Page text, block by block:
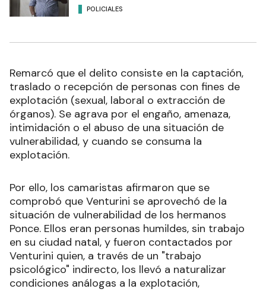
POLICIALES
Remarcó que el delito consiste en la captación,
traslado o recepción de personas con fines de
explotación (sexual, laboral o extracción de
órganos). Se agrava por el engaño, amenaza,
intimidación o el abuso de una situación de
vulnerabilidad, y cuando se consuma la
explotación.
Por ello, los camaristas afirmaron que se
comprobó que Venturini se aprovechó de la
situación de vulnerabilidad de los hermanos
Ponce. Ellos eran personas humildes, sin trabajo
en su ciudad natal, y fueron contactados por
Venturini quien, a través de un "trabajo
psicológico" indirecto, los llevó a naturalizar
condiciones análogas a la explotación,